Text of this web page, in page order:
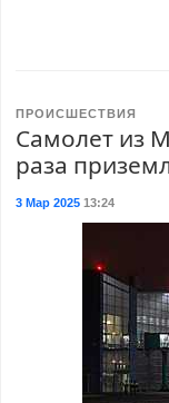
ПРОИСШЕСТВИЯ
Самолет из
раза
3 Мар 202513:24